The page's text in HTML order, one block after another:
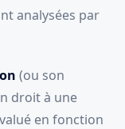
analysées par
(ou son
droit à une
en fonction